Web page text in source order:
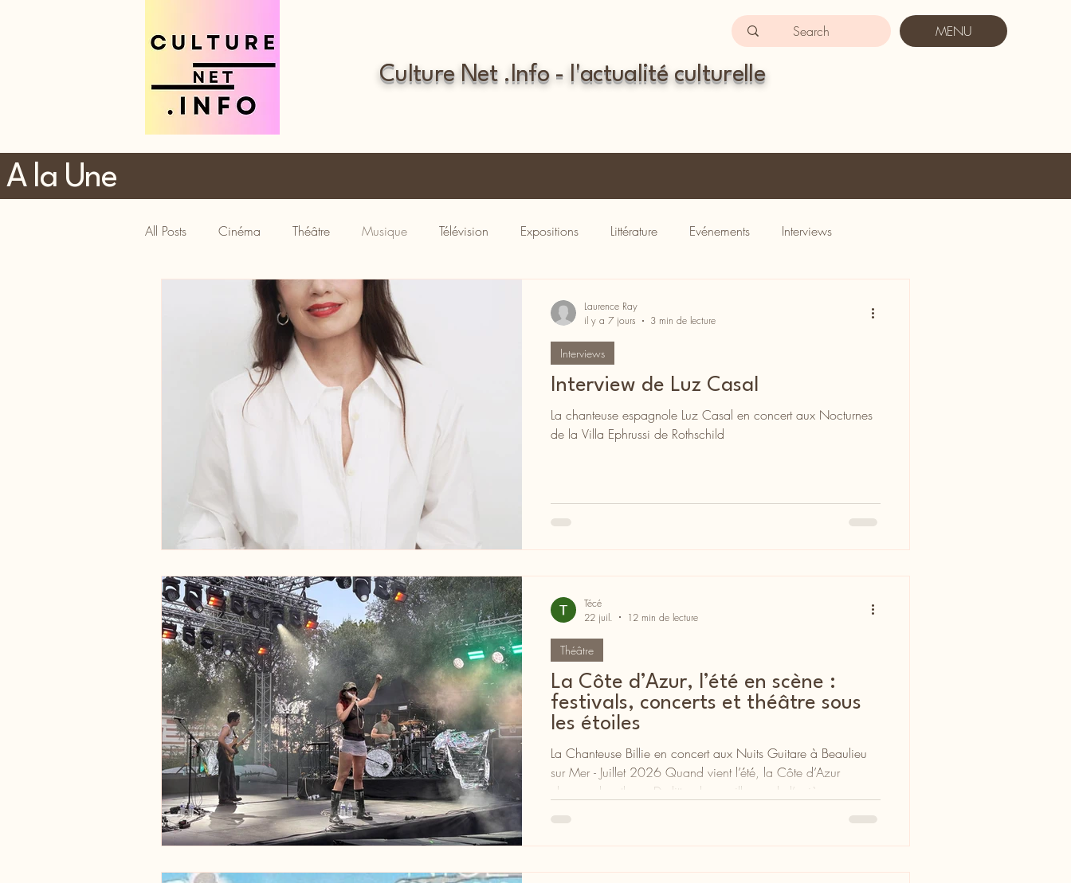
MENU
Culture Net .Info - l'actualité culturelle
A la Une
All Posts Cinéma Théâtre Musique Télévision Expositions Littérature Evénements Interviews
Gastronomie
Interview de Luz Casal
La chanteuse espagnole Luz Casal en concert aux Nocturnes
de la Villa Ephrussi de Rothschild
Interviews
Laurence Ray
il y a 7 jours
3 min de lecture
La Côte d’Azur, l’été en scène :
festivals, concerts et théâtre sous
les étoiles
La Chanteuse Billie en concert aux Nuits Guitare à Beaulieu
sur Mer - Juillet 2026 Quand vient l’été, la Côte d’Azur
change de rythme. Du littoral aux villages de l’arrière-pays,
verdure et sites patrimoniaux deviennent autant de scènes à
Théâtre
Técé
22 juil.
12 min de lecture